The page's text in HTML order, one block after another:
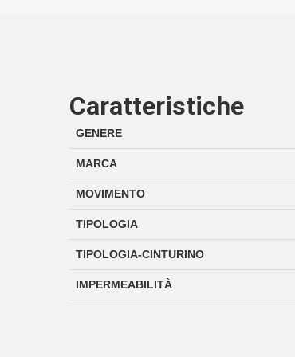
Caratteristiche
GENERE
MARCA
MOVIMENTO
TIPOLOGIA
TIPOLOGIA-CINTURINO
IMPERMEABILITÀ